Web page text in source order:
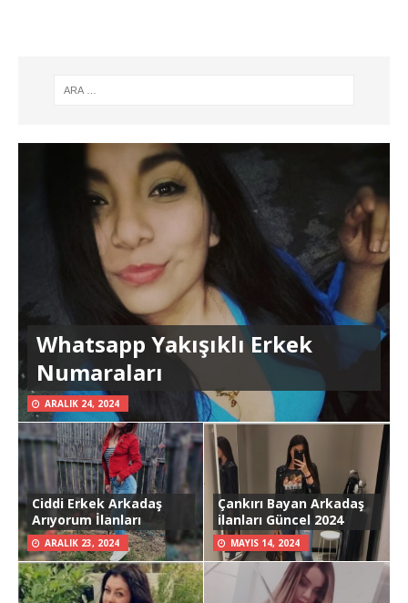
Whatsapp Yakışıklı Erkek
Numaraları
ARALIK 24, 2024
Ciddi Erkek Arkadaş
Arıyorum İlanları
ARALIK 23, 2024
Çankırı Bayan Arkadaş
ilanları Güncel 2024
MAYIS 14, 2024